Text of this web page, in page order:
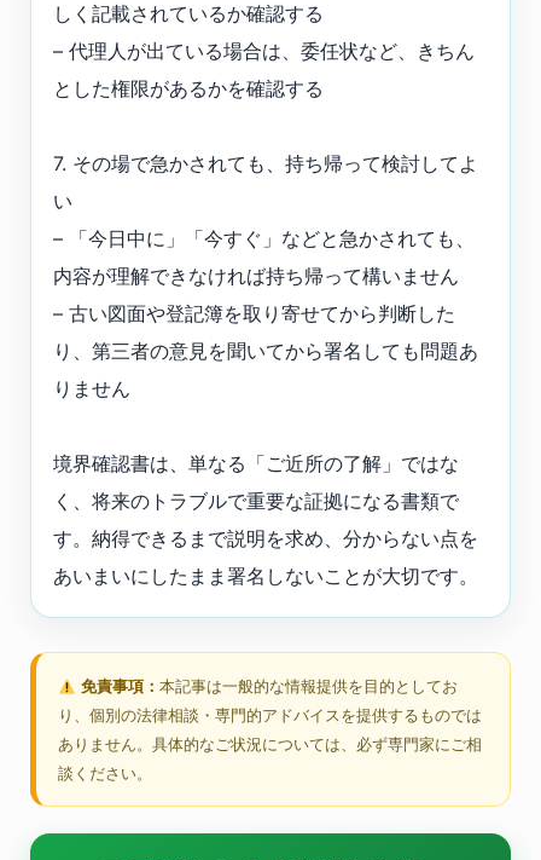
しく記載されているか確認する
– 代理人が出ている場合は、委任状など、きちん
とした権限があるかを確認する
7. その場で急かされても、持ち帰って検討してよ
い
– 「今日中に」「今すぐ」などと急かされても、
内容が理解できなければ持ち帰って構いません
– 古い図面や登記簿を取り寄せてから判断した
り、第三者の意見を聞いてから署名しても問題あ
りません
境界確認書は、単なる「ご近所の了解」ではな
く、将来のトラブルで重要な証拠になる書類で
す。納得できるまで説明を求め、分からない点を
あいまいにしたまま署名しないことが大切です。
免責事項： 本記事は一般的な情報提供を目的としてお
り、個別の法律相談・専門的アドバイスを提供するものでは
ありません。具体的なご状況については、必ず専門家にご相
談ください。